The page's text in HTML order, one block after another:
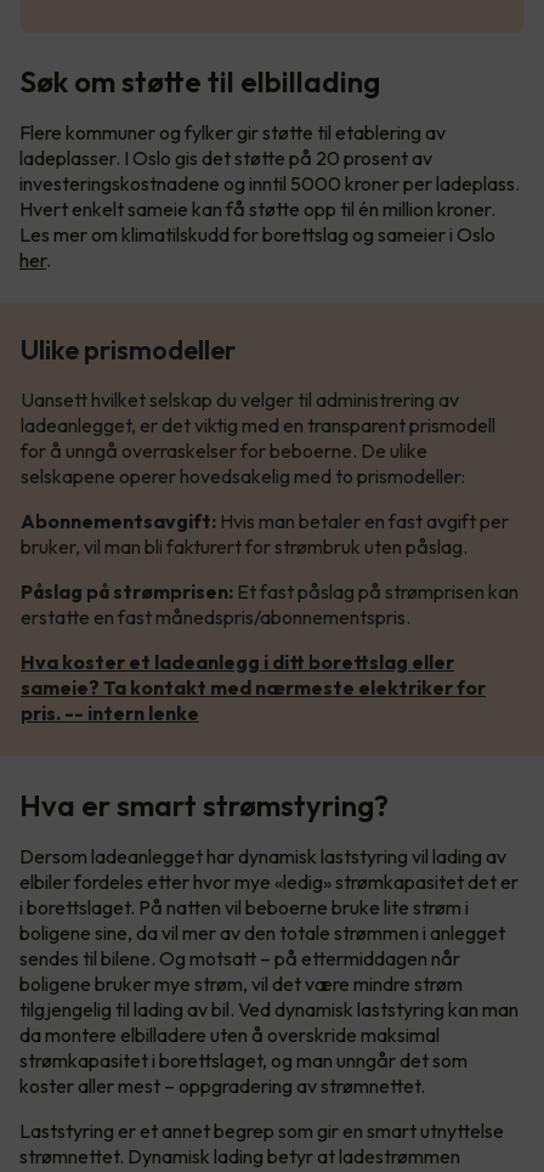
Søk om støtte til elbillading
Flere kommuner og fylker gir støtte til etablering av
ladeplasser. I Oslo gis det støtte på 20 prosent av
investeringskostnadene og inntil 5000 kroner per ladeplass.
Hvert enkelt sameie kan få støtte opp til én million kroner.
Les mer om klimatilskudd for borettslag og sameier i Oslo
her.
Ulike prismodeller
Uansett hvilket selskap du velger til administrering av
ladeanlegget, er det viktig med en transparent prismodell
for å unngå overraskelser for beboerne. De ulike
selskapene operer hovedsakelig med to prismodeller:
Abonnementsavgift: Hvis man betaler en fast avgift per
bruker, vil man bli fakturert for strømbruk uten påslag.
Påslag på strømprisen: Et fast påslag på strømprisen kan
erstatte en fast månedspris/abonnementspris.
Hva koster et ladeanlegg i ditt borettslag eller
sameie? Ta kontakt med nærmeste elektriker for
pris. -- intern lenke
Hva er smart strømstyring?
Dersom ladeanlegget har dynamisk laststyring vil lading av
elbiler fordeles etter hvor mye «ledig» strømkapasitet det er
i borettslaget. På natten vil beboerne bruke lite strøm i
boligene sine, da vil mer av den totale strømmen i anlegget
sendes til bilene. Og motsatt – på ettermiddagen når
boligene bruker mye strøm, vil det være mindre strøm
tilgjengelig til lading av bil. Ved dynamisk laststyring kan man
da montere elbilladere uten å overskride maksimal
strømkapasitet i borettslaget, og man unngår det som
koster aller mest – oppgradering av strømnettet.
Laststyring er et annet begrep som gir en smart utnyttelse
strømnettet. Dynamisk lading betyr at ladestrømmen